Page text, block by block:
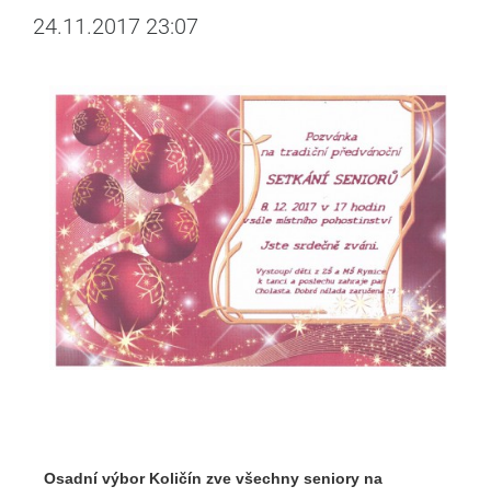
24.11.2017 23:07
Osadní výbor Količín zve všechny seniory na